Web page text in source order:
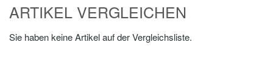
ARTIKEL VERGLEICHEN
Sie haben keine Artikel auf der Vergleichsliste.